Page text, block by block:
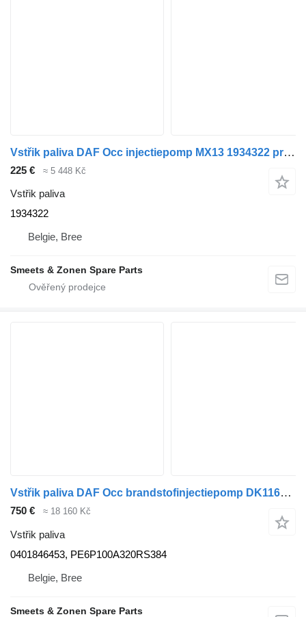
Vstřik paliva DAF Occ injectiepomp MX13 1934322 pro nákladní auta
225 € ≈ 5 448 Kč
Vstřik paliva
1934322
Belgie, Bree
Smeets & Zonen Spare Parts
Vstřik paliva DAF Occ brandstofinjectiepomp DK1160V 0401846453 pro nákladní auta
750 € ≈ 18 160 Kč
Vstřik paliva
0401846453, PE6P100A320RS384
Belgie, Bree
Smeets & Zonen Spare Parts